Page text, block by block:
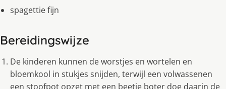
spagettie fijn
Bereidingswijze
De kinderen kunnen de worstjes en wortelen en
bloemkool in stukjes snijden, terwijl een volwassenen
een stoofpot opzet met een beetje boter doe daarin de